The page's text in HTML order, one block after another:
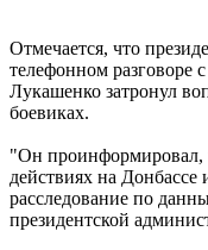
Отмечается, что
телефонном разговоре
Лукашенко затронул
боевиках.
"Он проинформировал,
действиях на Донбассе
расследование по
президентской